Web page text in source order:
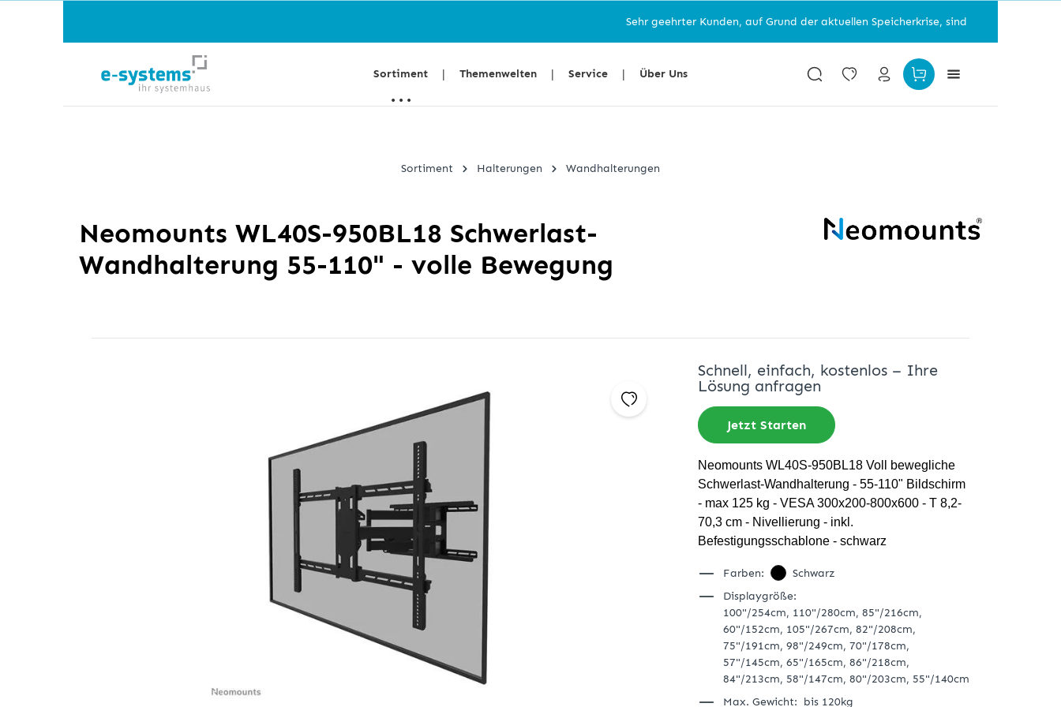
Sehr geehrter Kunden, auf Grund der aktuellen Speicherkrise, sind einzelne
Sortiment Themenwelten Service Über Uns
Sortiment Halterungen Wandhalterungen
Neomounts WL40S-950BL18 Schwerlast-
Wandhalterung 55-110" - volle Bewegung
Schnell, einfach, kostenlos – Ihre
Lösung anfragen
Jetzt Starten
Neomounts WL40S-950BL18 Voll bewegliche
Schwerlast-Wandhalterung - 55-110" Bildschirm
- max 125 kg - VESA 300x200-800x600 - T 8,2-
70,3 cm - Nivellierung - inkl.
Befestigungsschablone - schwarz
Farben:
Schwarz
Displaygröße:
100"/254cm, 110"/280cm, 85"/216cm,
60"/152cm, 105"/267cm, 82"/208cm,
75"/191cm, 98"/249cm, 70"/178cm,
57"/145cm, 65"/165cm, 86"/218cm,
84"/213cm, 58"/147cm, 80"/203cm, 55"/140cm
Max. Gewicht: bis 120kg